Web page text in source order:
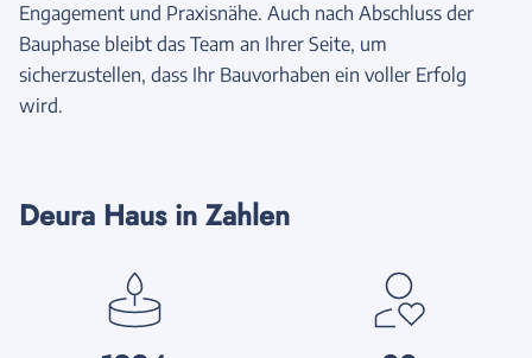
Engagement und Praxisnähe. Auch nach Abschluss der
Bauphase bleibt das Team an Ihrer Seite, um
sicherzustellen, dass Ihr Bauvorhaben ein voller Erfolg
wird.
Deura Haus in Zahlen